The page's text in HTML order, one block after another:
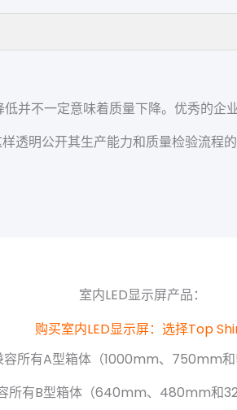
并不一定意味着质量下降。优秀的企
透明公开其生产能力和质量检验流程
室内LED显示屏产品：
购买室内LED显示屏：选择Top
所有A型箱体（1000mm、750mm
有B型箱体（640mm、480mm和